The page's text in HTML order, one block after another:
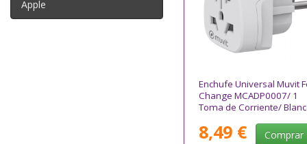
Apple
Enchufe Universal Muvit
Change MCADP0007/ 1
Toma de Corriente/
8,49 € Comprar